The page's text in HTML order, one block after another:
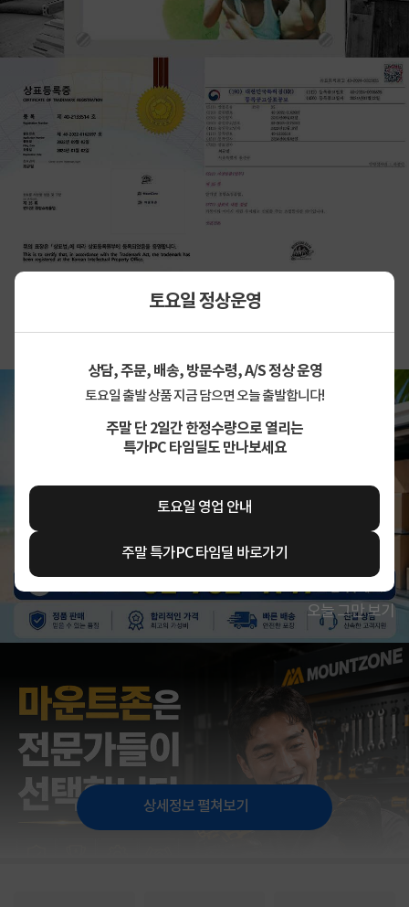
토요일 정상운영
상담, 주문, 배송, 방문수령, A/S 정상 운영
토요일 출발 상품 지금 담으면 오늘 출발합니다!
주말 단 2일간 한정수량으로 열리는
특가PC 타임딜도 만나보세요
토요일 영업 안내
주말 특가PC 타임딜 바로가기
오늘 그만 보기
상세정보 펼쳐보기